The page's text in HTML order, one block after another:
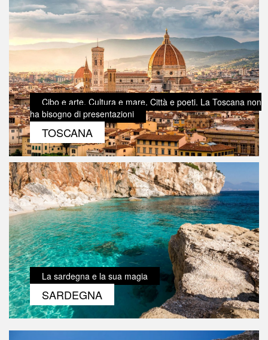
Cibo e arte. Cultura e mare. Città e poeti. La Toscana non
ha bisogno di presentazioni
TOSCANA
La sardegna e la sua magia
SARDEGNA